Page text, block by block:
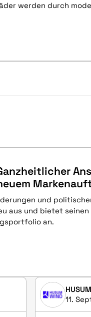
werden durch
und
aus und bietet seinen
an.
11.